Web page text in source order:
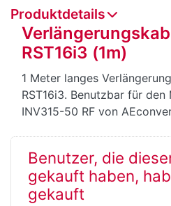
Produktdetails
RST16i3 (1m)
1 Meter langes
RST16i3. Benutzbar für
INV315-50 RF von
Benutzer, die
gekauft haben,
gekauft